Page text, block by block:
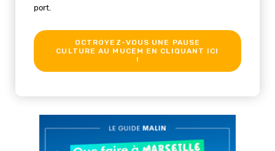
port.
OCTROYEZ-VOUS UNE PAUSE
CULTURE AU MUCEM EN CLIQUANT ICI
!